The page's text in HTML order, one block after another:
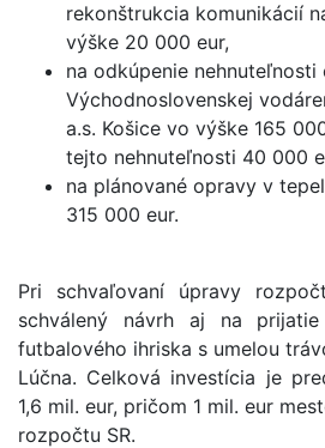
rekonštrukcia komunikácií
výške 20 000 eur,
na odkúpenie nehnuteľnosti
Východnoslovenskej
a.s. Košice vo výške 165
tejto nehnuteľnosti 40 000
na plánované opravy v
315 000 eur.
Pri schvaľovaní úpravy
schválený návrh aj na
futbalového ihriska s umelou
Lúčna. Celková investícia je
1,6 mil. eur, pričom 1 mil. eur
rozpočtu SR.